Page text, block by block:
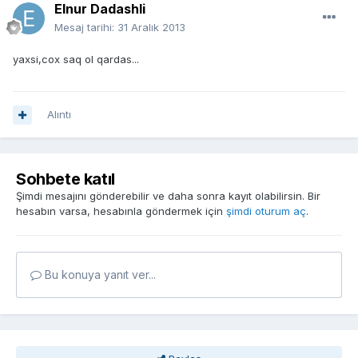
Elnur Dadashli
Mesaj tarihi: 31 Aralık 2013
yaxsi,cox saq ol qardas...
Alıntı
Sohbete katıl
Şimdi mesajını gönderebilir ve daha sonra kayıt olabilirsin. Bir
hesabın varsa, hesabınla göndermek için şimdi oturum aç.
Bu konuya yanıt ver...